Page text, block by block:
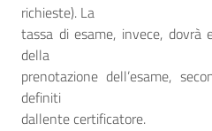
richieste). La
tassa di esame, invece, dovrà
della
prenotazione dell’esame,
definiti
dallente certificatore.